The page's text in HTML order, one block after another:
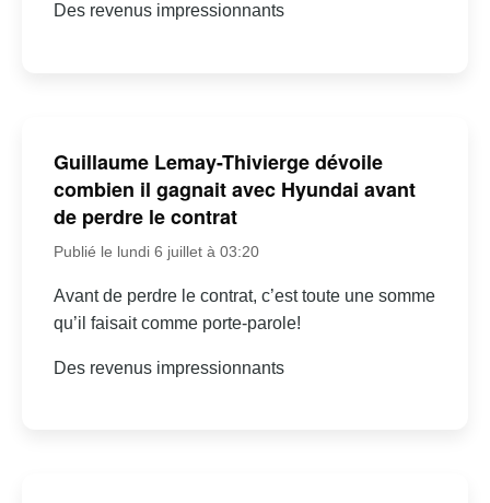
Des revenus impressionnants
Guillaume Lemay-Thivierge dévoile
combien il gagnait avec Hyundai avant
de perdre le contrat
Publié le lundi 6 juillet à 03:20
Avant de perdre le contrat, c’est toute une somme
qu’il faisait comme porte-parole!
Des revenus impressionnants